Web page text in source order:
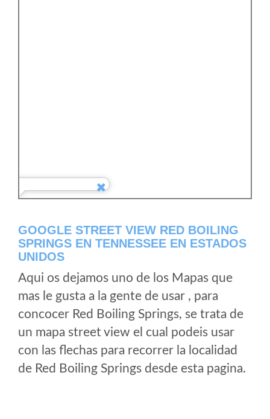
GOOGLE STREET VIEW RED BOILING
SPRINGS EN TENNESSEE EN ESTADOS
UNIDOS
Aqui os dejamos uno de los Mapas que
mas le gusta a la gente de usar , para
concocer Red Boiling Springs, se trata de
un mapa street view el cual podeis usar
con las flechas para recorrer la localidad
de Red Boiling Springs desde esta pagina.